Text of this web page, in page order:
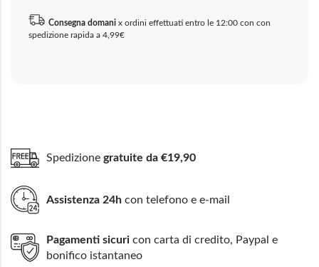
Consegna domani x ordini effettuati entro le 12:00 con con
spedizione rapida a 4,99€
Spedizione gratuite da €19,90
Assistenza 24h con telefono e e-mail
Pagamenti sicuri con carta di credito, Paypal e
bonifico istantaneo